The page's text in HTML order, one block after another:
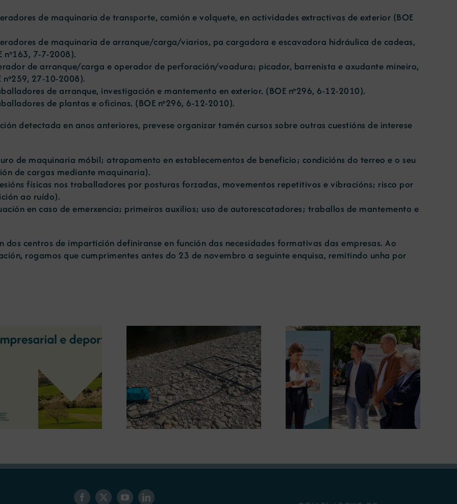
de maquinaria de transporte, camión e volquete, en actividades extractivas de exterior (BOE
de maquinaria de arranque/carga/viarios, pa cargadora e escavadora hidráulica de cadeas,
nº163, 7-7-2008).
de arranque/carga e operador de perforación/voadura; picador, barrenista e axudante mineiro,
nº259, 27-10-2008).
de arranque, investigación e mantemento en exterior. (BOE nº296, 6-12-2010).
de plantas e oficinas. (BOE nº296, 6-12-2010).
detectada en anos anteriores, prevese organizar tamén cursos sobre outras cuestións de interese
de maquinaria móbil; atrapamento en establecementos de beneficio; condicións do terreo e o seu
de cargas mediante maquinaria).
físicas nos traballadores por posturas forzadas, movementos repetitivos e vibracións; risco por
ao ruído).
en caso de emerxencia; primeiros auxilios; uso de autorescatadores; traballos de mantemento e
centros de impartición definiranse en función das necesidades formativas das empresas. Ao
rogamos que cumprimentes antes do 23 de novembro a seguinte enquisa, remitindo unha por
presentan las últimas
innovaciones en
restauración ambiental para
la minería gallega
La COMG inaugura en
Ourense la exposición
‘Tesouros da terra’
La COMG lleva a Vigo la
exposición ‘Tesouros da terra’